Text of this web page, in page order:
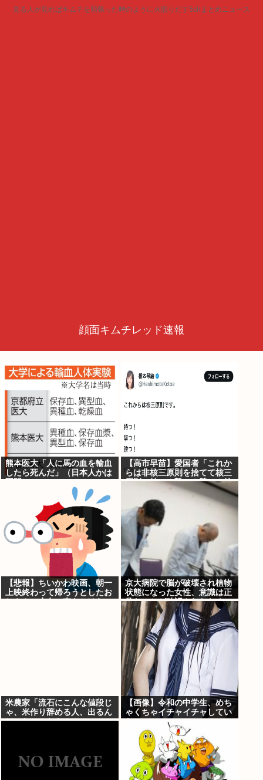
見る人が見ればキムチを頬張った時のように火照りだす5chまとめニュース
顔面キムチレッド速報
熊本医大「人に馬の血を輸血
したら死んだ」（日本人かは
【高市早苗】愛国者「これか
らは非核三原則を捨てて核三
原則。持つ！撃つ！勝つ！核
戦争には慣れている、試して
みるか？」
【悲報】ちいかわ映画、朝一
上映終わって帰ろうとしたお
京大病院で脳が破壊され植物
状態になった女性、意識は正
常なことが確認されおわる
米農家「流石にこんな値段じ
ゃ、米作り辞める人、出るん
じゃないかなあ？？」
【画像】令和の中学生、めち
ゃくちゃイチャイチャしてい